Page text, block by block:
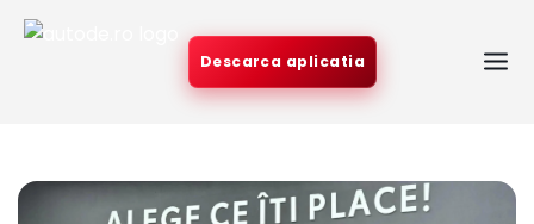
Descarca aplicatia